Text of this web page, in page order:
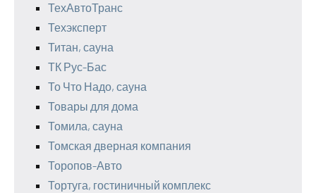
ТехАвтоТранс
Техэксперт
Титан, сауна
ТК Рус-Бас
То Что Надо, сауна
Товары для дома
Томила, сауна
Томская дверная компания
Торопов-Авто
Тортуга, гостиничный комплекс